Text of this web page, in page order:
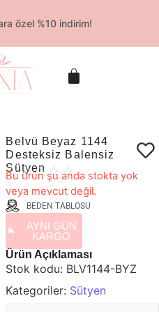
özel %10 indirim!
Belvü Beyaz 1144
Desteksiz Balensiz
Sütyen
☆☆☆ ☆ ☆
Bu ürün şu anda stokta yok
veya mevcut değil.
BEDEN TABLOSU
AYNI GÜN
KARGO
Ürün Açıklaması
Stok kodu: BLV1144-BYZ
Kategoriler: Sütyen